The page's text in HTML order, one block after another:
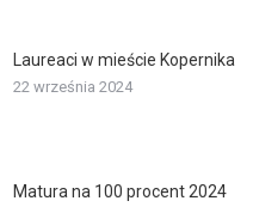
Laureaci w mieście Kopernika
22 września 2024
Matura na 100 procent 2024